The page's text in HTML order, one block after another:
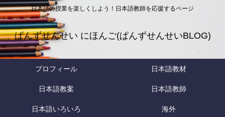
日本語の授業を楽しくしよう！日本語教師を応援するページ
ぱんずせんせい にほんご(ぱんずせんせいBLOG)
プロフィール 日本語教材
日本語教案 日本語教師
日本語いろいろ 海外